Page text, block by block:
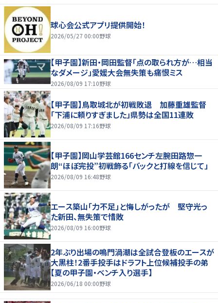
球心会公式アプリ提供開始！
2026/05/27 00:00野球
【甲子園】新田・岡田監督「点の取られ方が…相当
なダメージ」愛媛大会無失策も痛恨ミス
2026/08/09 17:10野球
【甲子園】鳥取城北が初戦敗退 加藤重雄監督
「下浦に頼りすぎました」県勢は全国11連敗
2026/08/09 17:16野球
【甲子園】岡山学芸館166センチ左腕田路惣一
朗“ほぼ完投”初戦飾る「バックと打線を信じて」
2026/08/09 16:48野球
エース築山「力不足」と悔しがったが 堅守光っ
た新田、無失策で惜敗
2026/08/09 16:00野球
2年ぶり出場の鳴門渦潮は全試合登板のエースが
大黒柱！2番手投手はドラフト上位候補投手の弟
【夏の甲子園・ベンチ入り選手】
2026/06/18 00:00野球